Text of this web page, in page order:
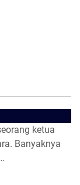
ketua
Banyaknya